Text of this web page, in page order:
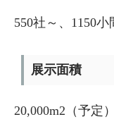
550社～、1150小
展示面積
20,000m2（予定）